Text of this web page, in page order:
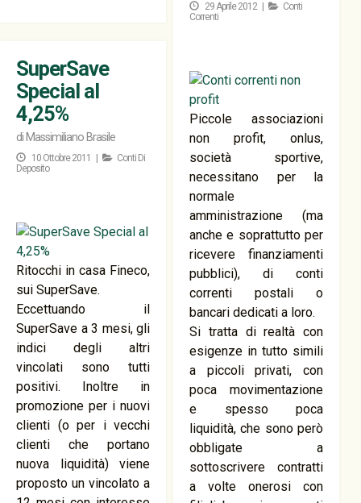
29 Aprile 2012 |
Conti
Correnti
Piccole associazioni
non profit, onlus,
società sportive,
necessitano per la
normale
amministrazione (ma
anche e soprattutto per
ricevere finanziamenti
pubblici), di conti
correnti postali o
bancari dedicati a loro.
Si tratta di realtà con
esigenze in tutto simili
a piccoli privati, con
poca movimentazione
e spesso poca
liquidità, che sono però
obbligate a
sottoscrivere contratti
a volte onerosi con
SuperSave
Special al
4,25%
di Massimiliano Brasile
10 Ottobre 2011 |
Conti Di
Deposito
Ritocchi in casa Fineco,
sui SuperSave.
Eccettuando il
SuperSave a 3 mesi, gli
indici degli altri
vincolati sono tutti
positivi. Inoltre in
promozione per i nuovi
clienti (o per i vecchi
clienti che portano
nuova liquidità) viene
proposto un vincolato a